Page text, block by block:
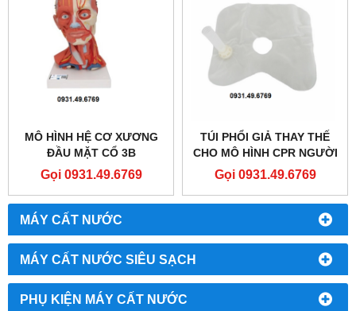
MÁY CẤT NƯỚC
MÁY CẤT NƯỚC SIÊU SẠCH
PHỤ KIỆN MÁY CẤT NƯỚC
MÔ HÌNH HỆ CƠ XƯƠNG
ĐẦU MẶT CỔ 3B
SCIENTIFIC 1000214
Gọi 0931.49.6769
TÚI PHỔI GIẢ THAY THẾ
CHO MÔ HÌNH CPR NGƯỜI
LỚN
Gọi 0931.49.6769